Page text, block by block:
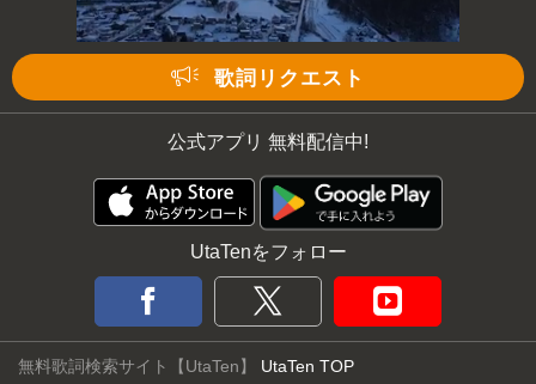
歌詞リクエスト
公式アプリ 無料配信中!
UtaTenをフォロー
無料歌詞検索サイト【UtaTen】 UtaTen TOP